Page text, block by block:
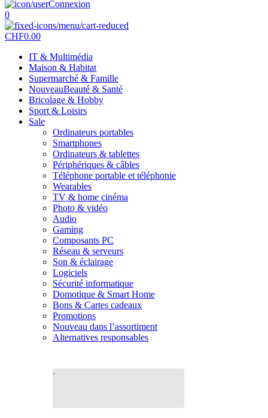
Connexion
0
CHF0.00
IT & Multimédia
Maison & Habitat
Supermarché & Famille
NouveauBeauté & Santé
Bricolage & Hobby
Sport & Loisirs
Sale
Ordinateurs portables
Smartphones
Ordinateurs & tablettes
Périphériques & câbles
Téléphone portable et téléphonie
Wearables
TV & home cinéma
Photo & vidéo
Audio
Gaming
Composants PC
Réseau & serveurs
Son & éclairage
Logiciels
Sécurité informatique
Domotique & Smart Home
Bons & Cartes cadeaux
Promotions
Nouveau dans l’assortiment
Alternatives responsables